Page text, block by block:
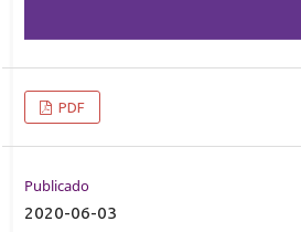
PDF
Publicado
2020-06-03